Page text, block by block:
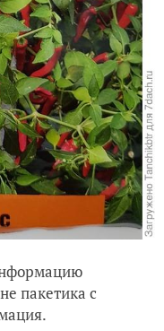
пакетика с